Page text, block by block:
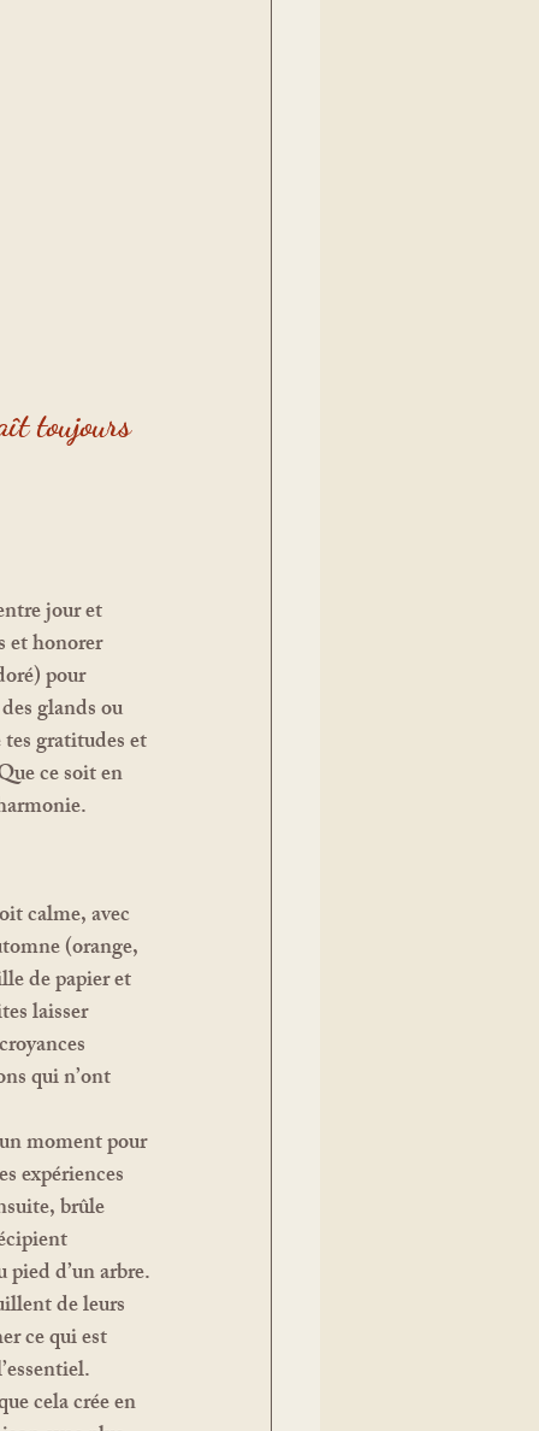
toujours
et honorer
pour
glands ou
gratitudes et
ce soit en
(orange,
de papier et
laisser
qui n’ont
moment pour
expériences
brûle
d’un arbre.
de leurs
ce qui est
cela crée en